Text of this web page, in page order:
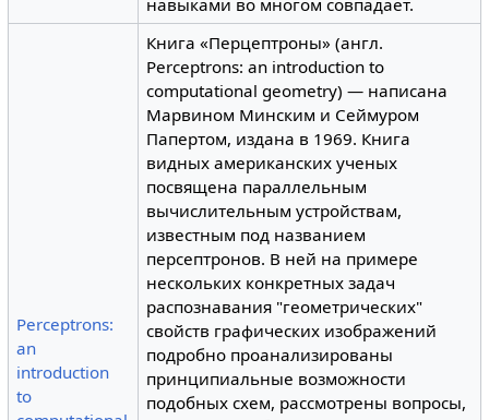
навыками во многом совпадает.
Perceptrons:
an
introduction
to
Книга «Перцептроны» (англ.
Perceptrons: an introduction to
computational geometry) — написана
Марвином Минским и Сеймуром
Папертом, издана в 1969. Книга
видных американских ученых
посвящена параллельным
вычислительным устройствам,
известным под названием
персептронов. В ней на примере
нескольких конкретных задач
распознавания "геометрических"
свойств графических изображений
подробно проанализированы
принципиальные возможности
подобных схем, рассмотрены вопросы,